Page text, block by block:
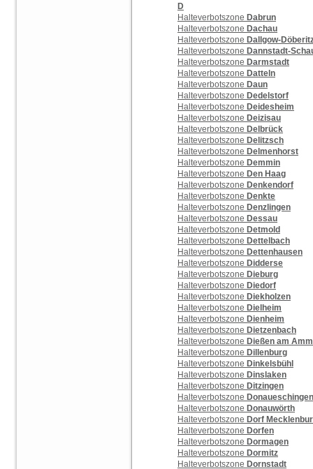
D
Halteverbotszone Dabrun
Halteverbotszone Dachau
Halteverbotszone Dallgow-
Halteverbotszone Dannstadt-
Halteverbotszone Darmstadt
Halteverbotszone Datteln
Halteverbotszone Daun
Halteverbotszone Dedelstorf
Halteverbotszone Deidesheim
Halteverbotszone Deizisau
Halteverbotszone Delbrück
Halteverbotszone Delitzsch
Halteverbotszone Delmenhorst
Halteverbotszone Demmin
Halteverbotszone Den Haag
Halteverbotszone Denkendorf
Halteverbotszone Denkte
Halteverbotszone Denzlingen
Halteverbotszone Dessau
Halteverbotszone Detmold
Halteverbotszone Dettelbach
Halteverbotszone Dettenhausen
Halteverbotszone Didderse
Halteverbotszone Dieburg
Halteverbotszone Diedorf
Halteverbotszone Diekholzen
Halteverbotszone Dielheim
Halteverbotszone Dienheim
Halteverbotszone Dietzenbach
Halteverbotszone Dießen am
Halteverbotszone Dillenburg
Halteverbotszone Dinkelsbühl
Halteverbotszone Dinslaken
Halteverbotszone Ditzingen
Halteverbotszone Donaueschingen
Halteverbotszone Donauwörth
Halteverbotszone Dorf
Halteverbotszone Dorfen
Halteverbotszone Dormagen
Halteverbotszone Dormitz
Halteverbotszone Dornstadt